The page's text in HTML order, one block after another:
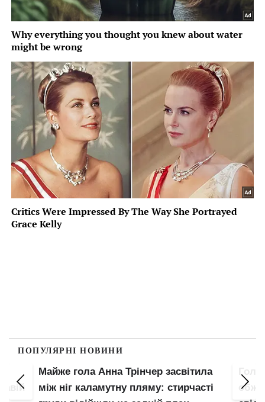
ПОПУЛЯРНІ НОВИНИ
Гола Тіна Кароль "згубила" груди:
обжала апетитне тіло і розбурхала